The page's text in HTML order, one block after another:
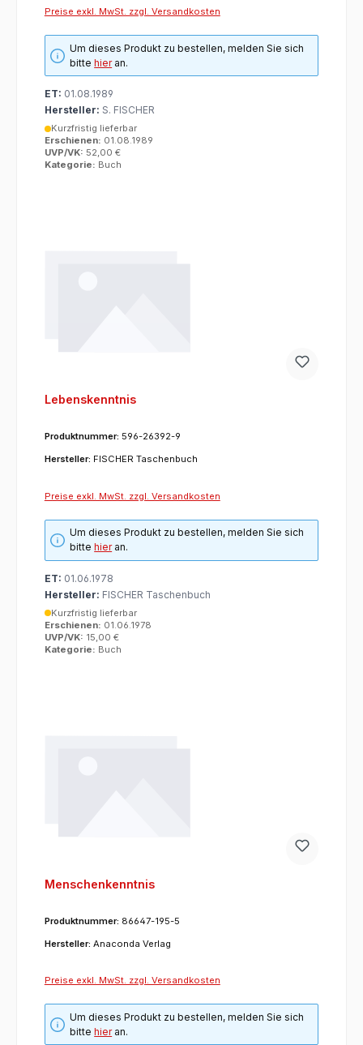
Preise exkl. MwSt. zzgl. Versandkosten
Um dieses Produkt zu bestellen, melden Sie sich
bittehieran.
ET: 01.08.1989
Hersteller: S. FISCHER
Kurzfristig lieferbar
Erschienen: 01.08.1989
UVP/VK: 52,00 €
Kategorie: Buch
Lebenskenntnis
Produktnummer: 596-26392-9
Hersteller: FISCHER Taschenbuch
Preise exkl. MwSt. zzgl. Versandkosten
Um dieses Produkt zu bestellen, melden Sie sich
bittehieran.
ET: 01.06.1978
Hersteller: FISCHER Taschenbuch
Kurzfristig lieferbar
Erschienen: 01.06.1978
UVP/VK: 15,00 €
Kategorie: Buch
Menschenkenntnis
Produktnummer: 86647-195-5
Hersteller: Anaconda Verlag
Preise exkl. MwSt. zzgl. Versandkosten
Um dieses Produkt zu bestellen, melden Sie sich
bittehieran.